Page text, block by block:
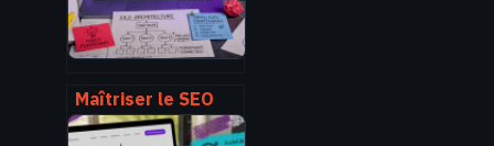
Maîtriser le SEO
avancé :